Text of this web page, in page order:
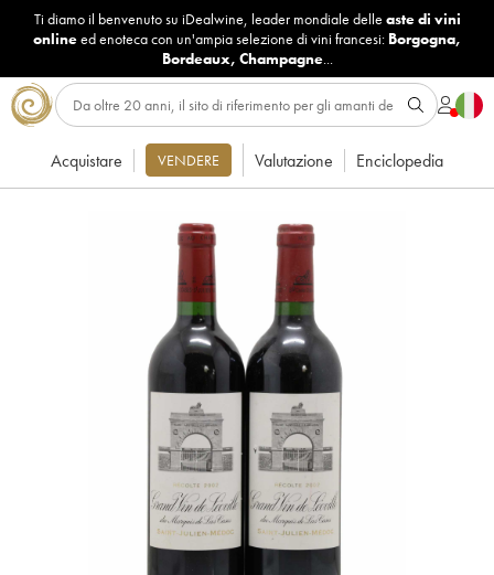
Ti diamo il benvenuto su iDealwine, leader mondiale delle aste di vini
onlineed enoteca con un'ampia selezione di vini francesi: Borgogna,
Bordeaux, Champagne...
Acquistare VENDERE Valutazione Enciclopedia